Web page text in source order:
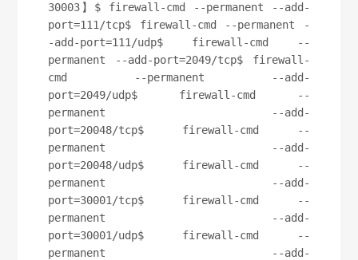
30003】$ firewall-cmd --permanent --add-
port=111/tcp$ firewall-cmd --permanent -
-add-port=111/udp$ firewall-cmd --
permanent --add-port=2049/tcp$ firewall-
cmd --permanent --add-
port=2049/udp$ firewall-cmd --
permanent --add-
port=20048/tcp$ firewall-cmd --
permanent --add-
port=20048/udp$ firewall-cmd --
permanent --add-
port=30001/tcp$ firewall-cmd --
permanent --add-
port=30001/udp$ firewall-cmd --
permanent --add-